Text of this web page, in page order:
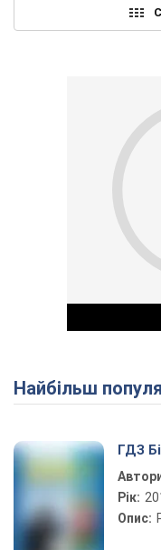
Найбільш
ГДЗ
Рік:
Опис: